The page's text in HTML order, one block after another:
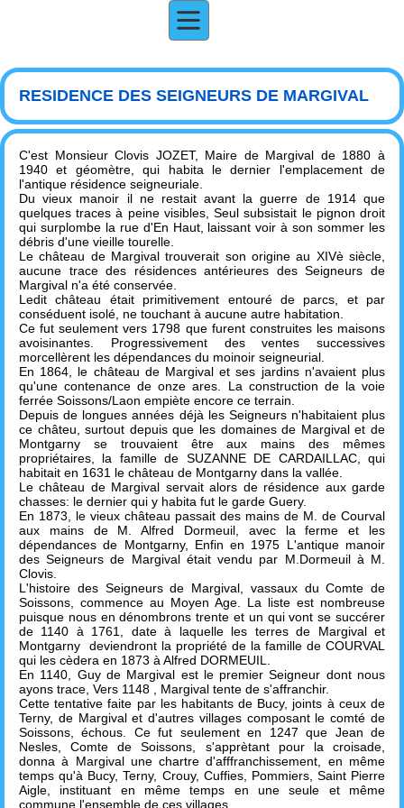
RESIDENCE DES SEIGNEURS DE MARGIVAL
C'est Monsieur Clovis JOZET, Maire de Margival de 1880 à
1940 et géomètre, qui habita le dernier l'emplacement de
l'antique résidence seigneuriale.
Du vieux manoir il ne restait avant la guerre de 1914 que
quelques traces à peine visibles, Seul subsistait le pignon droit
qui surplombe la rue d'En Haut, laissant voir à son sommer les
débris d'une vieille tourelle.
Le château de Margival trouverait son origine au XIVè siècle,
aucune trace des résidences antérieures des Seigneurs de
Margival n'a été conservée.
Ledit château était primitivement entouré de parcs, et par
conséduent isolé, ne touchant à aucune autre habitation.
Ce fut seulement vers 1798 que furent construites les maisons
avoisinantes. Progressivement des ventes successives
morcellèrent les dépendances du moinoir seigneurial.
En 1864, le château de Margival et ses jardins n'avaient plus
qu'une contenance de onze ares. La construction de la voie
ferrée Soissons/Laon empiète encore ce terrain.
Depuis de longues années déjà les Seigneurs n'habitaient plus
ce châteu, surtout depuis que les domaines de Margival et de
Montgarny se trouvaient être aux mains des mêmes
propriétaires, la famille de SUZANNE DE CARDAILLAC, qui
habitait en 1631 le château de Montgarny dans la vallée.
Le château de Margival servait alors de résidence aux garde
chasses: le dernier qui y habita fut le garde Guery.
En 1873, le vieux château passait des mains de M. de Courval
aux mains de M. Alfred Dormeuil, avec la ferme et les
dépendances de Montgarny, Enfin en 1975 L'antique manoir
des Seigneurs de Margival était vendu par M.Dormeuil à M.
Clovis.
L'histoire des Seigneurs de Margival, vassaux du Comte de
Soissons, commence au Moyen Age. La liste est nombreuse
puisque nous en dénombrons trente et un qui vont se succérer
de 1140 à 1761, date à laquelle les terres de Margival et
Montgarny deviendront la propriété de la famille de COURVAL
qui les cèdera en 1873 à Alfred DORMEUIL.
En 1140, Guy de Margival est le premier Seigneur dont nous
ayons trace, Vers 1148 , Margival tente de s'affranchir.
Cette tentative faite par les habitants de Bucy, joints à ceux de
Terny, de Margival et d'autres villages composant le comté de
Soissons, échous. Ce fut seulement en 1247 que Jean de
Nesles, Comte de Soissons, s'apprètant pour la croisade,
donna à Margival une chartre d'afffranchissement, en même
temps qu'à Bucy, Terny, Crouy, Cuffies, Pommiers, Saint Pierre
Aigle, instituant en même temps en une seule et même
commune l'ensemble de ces villages.